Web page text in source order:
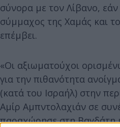
σύνορα με τον Λίβανο,
σύμμαχος της Χαμάς και
επέμβει.
«Οι αξιωματούχοι
για την πιθανότητα
(κατά του Ισραήλ) στην
Αμίρ Αμπντολαχιάν σε
παραχώρησε στη Βαγδάτη